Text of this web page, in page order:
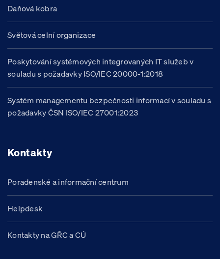
Daňová kobra
Světová celní organizace
Poskytování systémových integrovaných IT služeb v
souladu s požadavky ISO/IEC 20000-1:2018
Systém managementu bezpečnosti informací v souladu s
požadavky ČSN ISO/IEC 27001:2023
Kontakty
Poradenské a informační centrum
Helpdesk
Kontakty na GŘC a CÚ